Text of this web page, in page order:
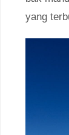
yang